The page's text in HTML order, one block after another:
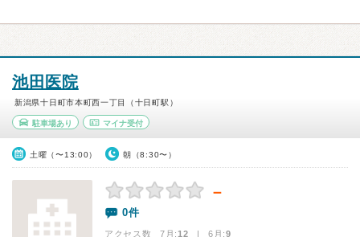
池田医院
新潟県十日町市本町西一丁目（十日町駅）
駐車場あり マイナ受付
土曜（〜13:00） 朝（8:30〜）
－
0件
アクセス数 7月:12 | 6月:9